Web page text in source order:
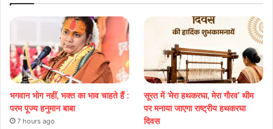
भगवान भोग नहीं, भक्त का भाव चाहते हैं :
परम पूज्य हनुमान बाबा
7 hours ago
सूरत में ‘मेरा हथकरघा, मेरा गौरव’ थीम
पर मनाया जाएगा राष्ट्रीय हथकरघा
दिवस